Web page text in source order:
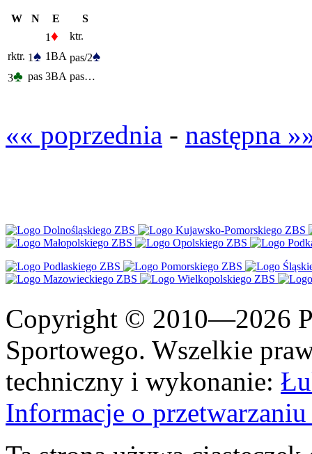
W N E
S
1♦
ktr.
rktr. 1♠ 1BA pas/2♠
3♣ pas 3BA pas…
«« poprzednia - następna
Copyright © 2010—2026
Sportowego. Wszelkie
techniczny i wykonanie:
Informacje o